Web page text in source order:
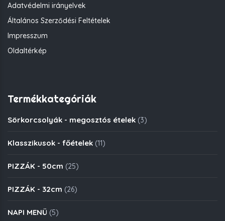
Adatvédelmi irányelvek
Általános Szerződési Feltételek
Impresszum
Oldaltérkép
Termékkategóriák
Sörkorcsolyák - megosztós ételek (3)
Klasszikusok - főételek (11)
PIZZÁK - 50cm (25)
PIZZÁK - 32cm (26)
NAPI MENÜ (5)